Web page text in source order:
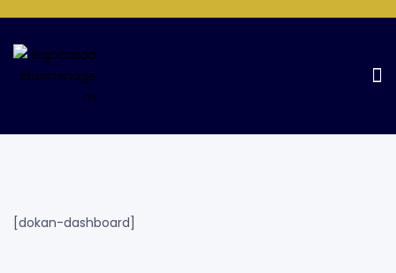
[dokan-dashboard]